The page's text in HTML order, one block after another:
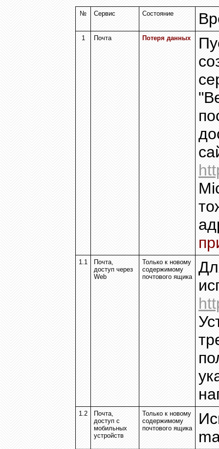
№ Сервис Состояние
1 Почта Потеря данных
1.1
Почта,
доступ через
Web
Только к новому
содержимому
почтового ящика
1.2
Почта,
доступ с
мобильных
устройств
Только к новому
содержимому
почтового ящика